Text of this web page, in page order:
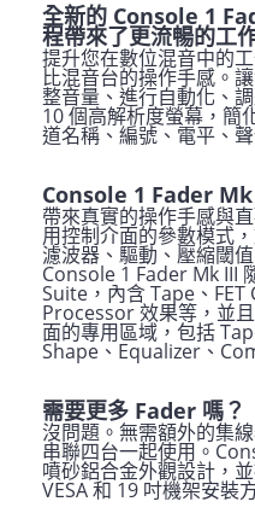
全新的 Console 1
程帶來了更流暢的工
提升您在數位混音中的
比混音台的操作手感。
整音量、進行自動化、
10 個高解析度螢幕，簡
道名稱、編號、電平、
Console 1 Fader
帶來真實的操作手感與
用控制介面的參數模式
濾波器、驅動、壓縮閾
Console 1 Fader Mk III
Suite，內含 Tape、
Processor 效果等，並
面的專用區域，包括
Shape、Equalizer、
需要更多 Fader 嗎？
沒問題。無需額外的集
串聯四台一起使用。
噴砂鋁合金外觀設計，
VESA 和 19 吋機架安裝